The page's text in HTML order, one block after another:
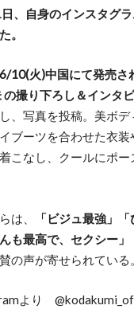
、自身のインスタグ
。
10(火)中国にて発売さ
撮り下ろし＆インタ
、写真を投稿。美ボ
ブーツを合わせた衣装
こなし、クールにポ
は、
「ビジュ最強」
も最高で、セクシー
の声が寄せられている。
より